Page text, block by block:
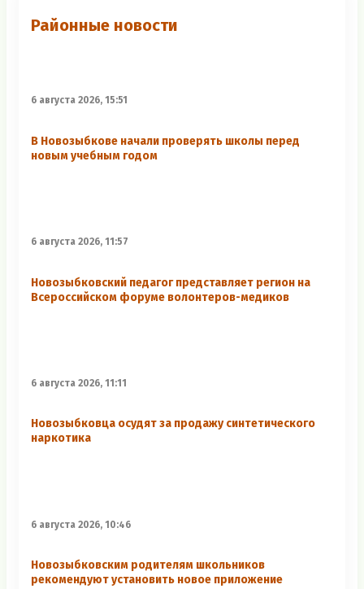
Районные новости
6 августа 2026, 15:51
В Новозыбкове начали проверять школы перед
новым учебным годом
6 августа 2026, 11:57
Новозыбковский педагог представляет регион на
Всероссийском форуме волонтеров-медиков
6 августа 2026, 11:11
Новозыбковца осудят за продажу синтетического
наркотика
6 августа 2026, 10:46
Новозыбковским родителям школьников
рекомендуют установить новое приложение